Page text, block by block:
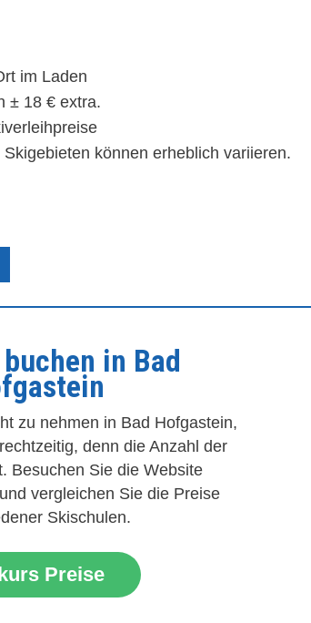
im Laden
± 18 € extra.
können erheblich variieren.
in Bad
zu nehmen in Bad Hofgastein,
denn die Anzahl der
Besuchen Sie die Website
vergleichen Sie die Preise
Skischulen.
Preise